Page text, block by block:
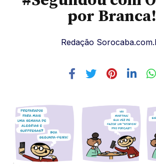
por Branca!
Redação